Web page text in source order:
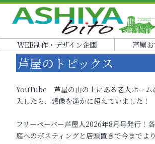
WEB制作・デザイン企画 芦屋
芦屋のトピックス
YouTube 芦屋の山の上にある老人ホーム
入したら、想像を遥かに超えていました！
フリーペーパー芦屋人2026年8月号発行！
庭へのポスティングと店頭置きで今までよ